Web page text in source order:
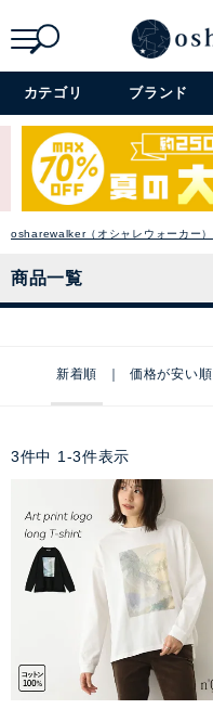
カテゴリ ブランド
osharewalker（オシャレウォーカー）
商品一覧
新着順 価格が安い順
3件中 1 -3件表示